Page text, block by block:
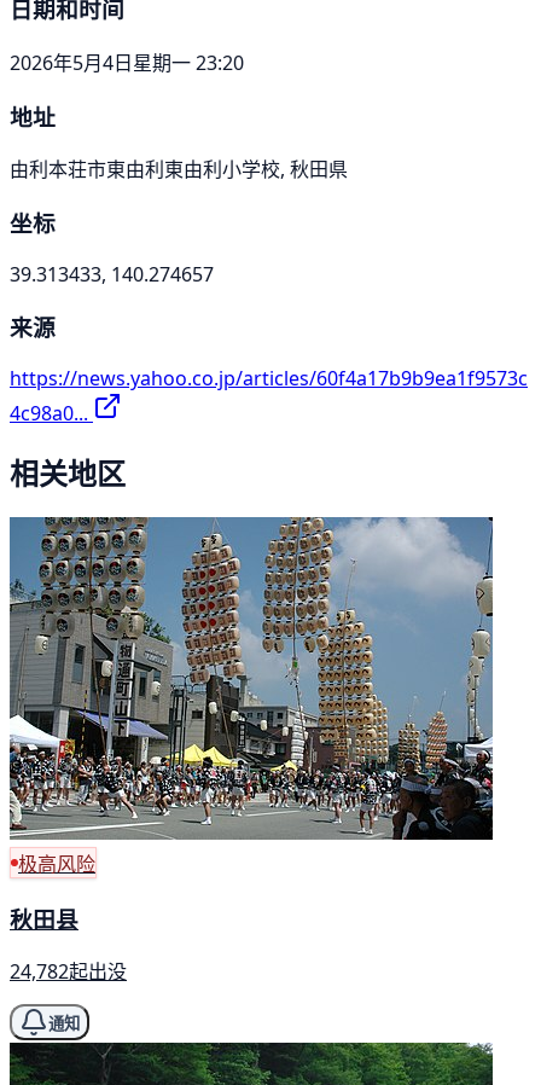
日期和时间
2026年5月4日星期一 23:20
地址
由利本荘市東由利東由利小学校, 秋田県
坐标
39.313433, 140.274657
来源
https://news.yahoo.co.jp/articles/60f4a17b9b9ea1f9573c
4c98a0...
相关地区
极高风险
秋田县
24,782起出没
通知